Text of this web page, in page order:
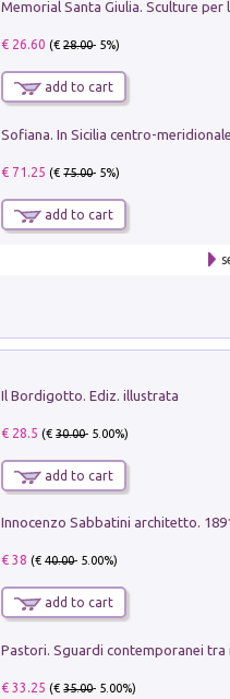
€ 26.60 (€28.00- 5%)
add to cart
€ 71.25 (€75.00- 5%)
add to cart
Il Bordigotto. Ediz. illustrata
€ 28.5 (€30.00- 5.00%)
add to cart
Innocenzo Sabbatini architetto.
€ 38 (€40.00- 5.00%)
add to cart
€ 33.25 (€35.00- 5.00%)